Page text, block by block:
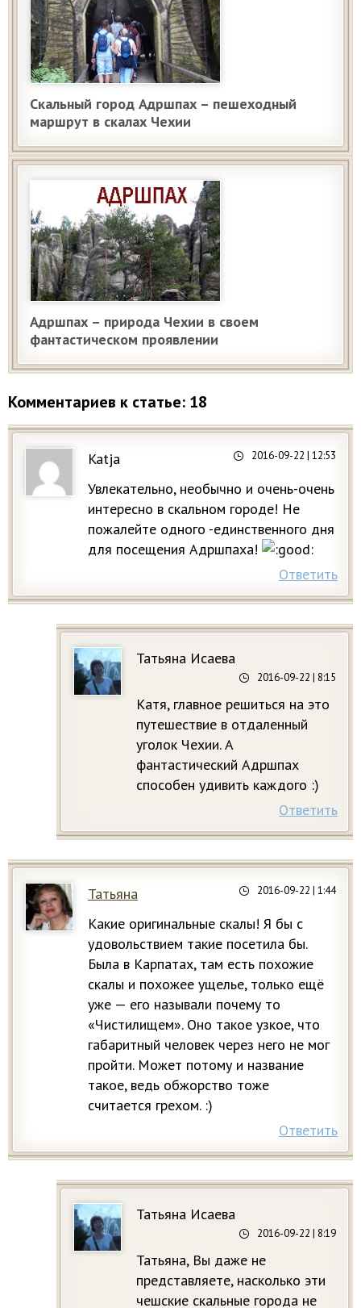
Скальный город Адршпах – пешеходный
маршрут в скалах Чехии
Адршпах – природа Чехии в своем
фантастическом проявлении
Комментариев к статье: 18
Katja 2016-09-22 | 12:53
Увлекательно, необычно и очень-очень
интересно в скальном городе! Не
пожалейте одного -единственного дня
для посещения Адршпаха!
Ответить
Татьяна Исаева
2016-09-22 | 8:15
Катя, главное решиться на это
путешествие в отдаленный
уголок Чехии. А
фантастический Адршпах
способен удивить каждого :)
Ответить
Татьяна 2016-09-22 | 1:44
Какие оригинальные скалы! Я бы с
удовольствием такие посетила бы.
Была в Карпатах, там есть похожие
скалы и похожее ущелье, только ещё
уже — его называли почему то
«Чистилищем». Оно такое узкое, что
габаритный человек через него не мог
пройти. Может потому и название
такое, ведь обжорство тоже
считается грехом. :)
Ответить
Татьяна Исаева
2016-09-22 | 8:19
Татьяна, Вы даже не
представляете, насколько эти
чешские скальные города не